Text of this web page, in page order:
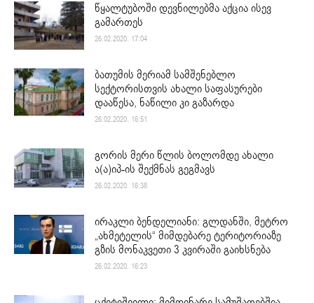
წყალტუბოში დევნილებმა აქცია ისევ
გამართეს
26.02.2020. 17:04
ბათუმის მერიამ სამშენებლო
სექტორისთვის ახალი საფასურები
დააწესა, ნაწილი კი გაზარდა
26.02.2020. 16:51
გორის მერი წლის ბოლომდე ახალი
ა(ა)იპ-ის შექმნას გეგმავს
26.02.2020. 16:38
ირაკლი ბენდელიანი: გლდანში, მეტრო
„ახმეტელის“ მიმდებარე ტერიტორიაზე
გზის მონაკვეთი 3 კვირაში გაიხსნება
26.02.2020. 16:23